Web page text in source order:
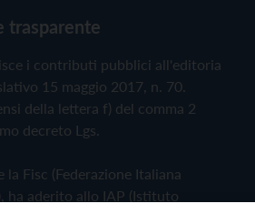
trasparente
i contributi pubblici all'editoria
15 maggio 2017, n. 70.
della lettera f) del comma 2
decreto Lgs.
Fisc (Federazione Italiana
ha aderito allo IAP (Istituto